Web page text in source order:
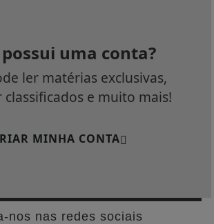
uma conta?
ler matérias exclusivas,
classificados e muito mais!
MINHA CONTA
nos nas redes sociais